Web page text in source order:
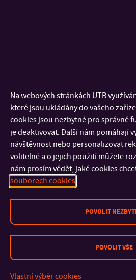
Ze zahraničních (včetně
Joint Research Centre – The
house Science Service, EU
European Reference Network for
Protection (ERNCIP), EU
Critical Infrastructure Warning
(CIWIN), EU
Ministerstvo vnútra SR, Slovensko
Ministerstvo dopravy, výstavby a
SR
The City University of New York, USA
Žilinská univerzita v Žilině,
University of Security
Na webových stránkách UTB
které jsou ukládány do vašeho
cookies jsou nezbytné pro správné
je deaktivovat. Další nám pomáhají
návštěvnost nebo personalizovat
volitelné a o jejich použití můžete
nám prosím vědět, jaké cookies
souborech cookies
POVOLIT
POVOLIT VŠE
Vlastní výběr cookies